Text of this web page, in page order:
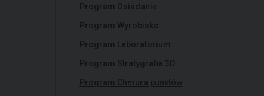
Program Osiadanie
Program Wyrobisko
Program Laboratorium
Program Stratygrafia 3D
Program Chmura punktów